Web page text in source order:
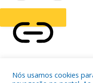
HIGHLIGHT CONTENT
HIGHLIGHT LINKS
Nós usamos cookies